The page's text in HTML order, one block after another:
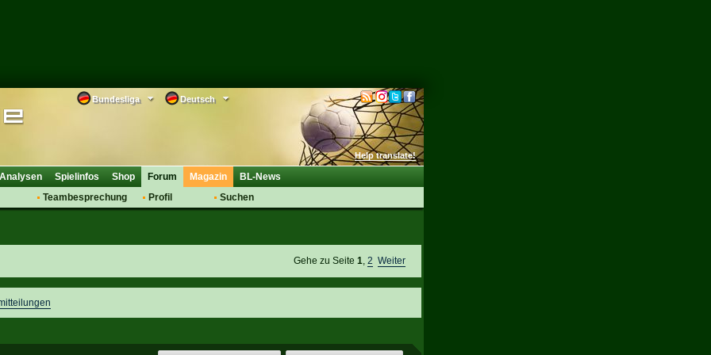
Deutsch
Bundesliga
Help translate!
Analysen Spielinfos Shop
Forum
Teambesprechung
Saisonübergang
Profil
Suchen
Magazin BL-News
Gehe zu Seite1 ,2 Weiter